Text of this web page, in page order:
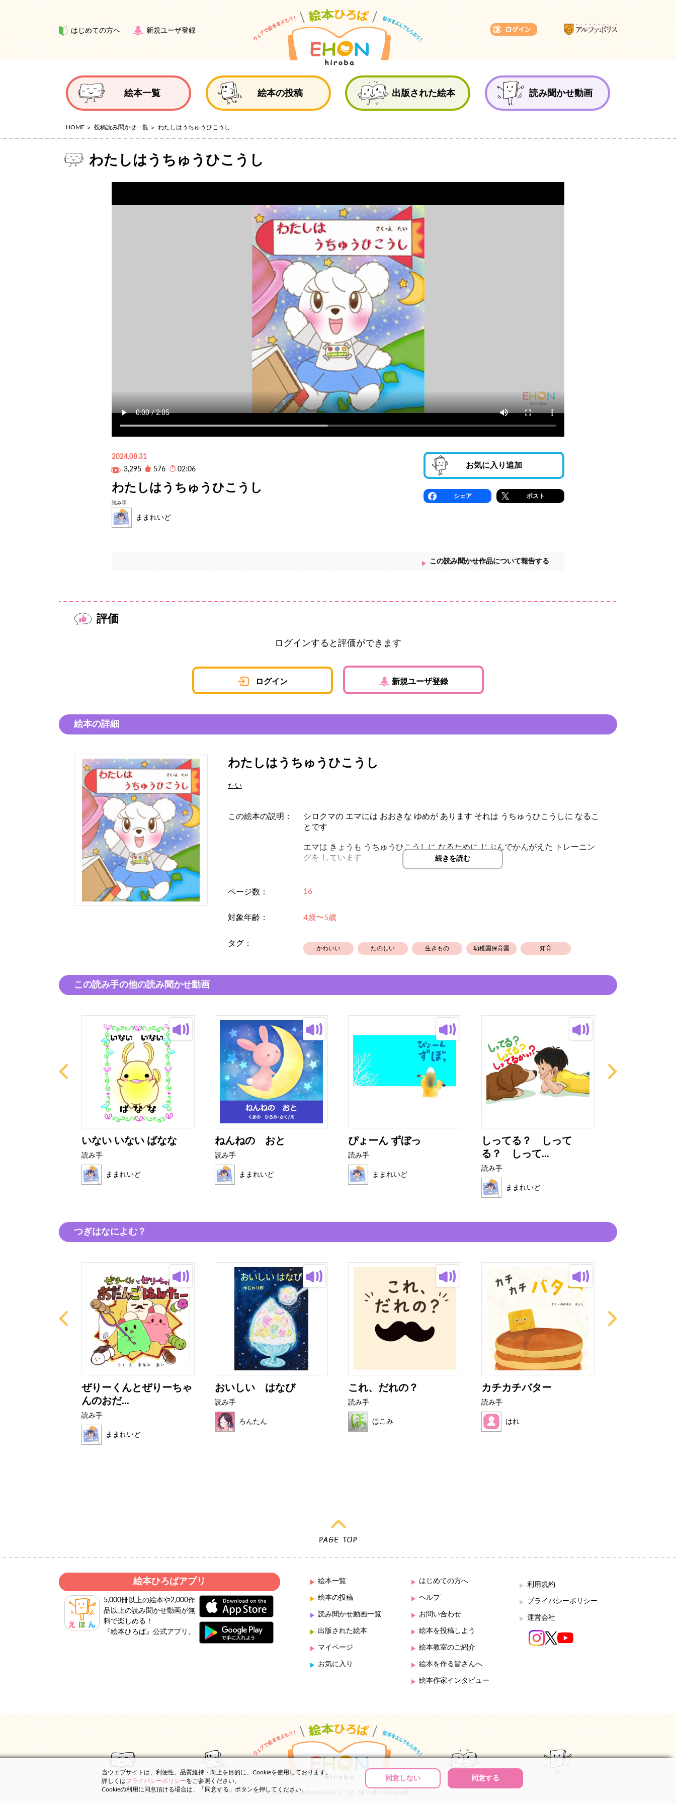
はじめての方へ 新規ユーザ登録
絵本一覧 絵本の投稿 出版された絵本 読み聞かせ動画
HOME 投稿読み聞かせ一覧 わたしはうちゅうひこうし
わたしはうちゅうひこうし
2024.08.31
3,295
576 02:06
わたしはうちゅうひこうし
読み手
ままれいど
お気に入り追加
シェア ポスト
この読み聞かせ作品について報告する
評価
ログインすると評価ができます
ログイン 新規ユーザ登録
絵本の詳細
わたしはうちゅうひこうし
たい
この絵本の説明：
シロクマの エマには おおきな ゆめが あります それは うちゅうひこうしに なるこ
とです
エマは きょうも うちゅうひこうしに なるために じぶんでかんがえた トレーニン
グを しています
続きを読む
ページ数： 16
対象年齢： 4歳〜5歳
タグ：
かわいい たのしい 生きもの 幼稚園保育園 知育
この読み手の他の読み聞かせ動画
いない いない ばなな
読み手
ままれいど
ねんねの おと
読み手
ままれいど
ぴょーん ずぼっ
読み手
ままれいど
しってる？ しって
る？ しって...
読み手
ままれいど
つぎはなによむ？
ぜりーくんとぜりーちゃ
んのおだ...
読み手
ままれいど
おいしい はなび
読み手
ろんたん
これ、だれの？
読み手
ほこみ
カチカチバター
読み手
はれ
絵本ひろばアプリ
5,000冊以上の絵本や2,000作
品以上の読み聞かせ動画が無
料で楽しめる！
『絵本ひろば』公式アプリ。
絵本一覧
絵本の投稿
読み聞かせ動画一覧
出版された絵本
マイページ
お気に入り
はじめての方へ
ヘルプ
お問い合わせ
絵本を投稿しよう
絵本教室のご紹介
絵本を作る皆さんへ
絵本作家インタビュー
利用規約
プライバシーポリシー
運営会社
(C)2000-2026 AlphaPolis Co., Ltd. All Rights Reserved.
当ウェブサイトは、利便性、品質維持・向上を目的に、Cookieを使用しております。
詳しくはプライバシーポリシーをご参照ください。
Cookieの利用に同意頂ける場合は、「同意する」ボタンを押してください。
同意しない 同意する